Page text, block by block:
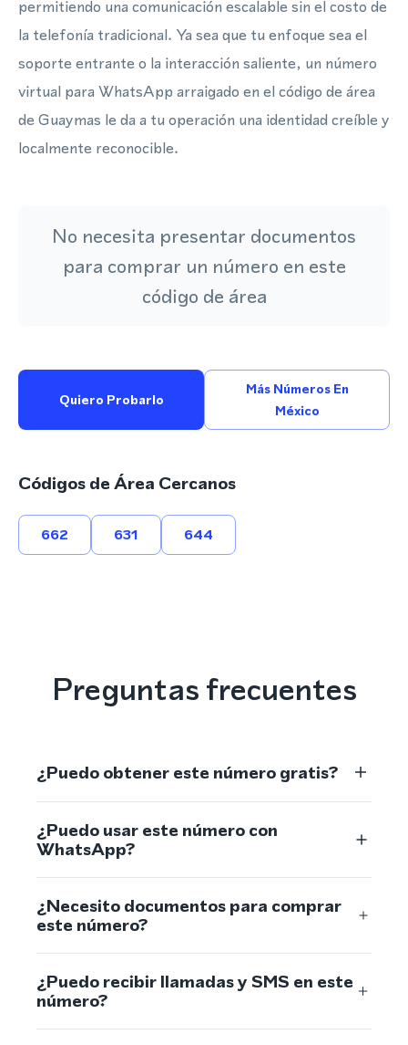
permitiendo una comunicación escalable sin el costo de
la telefonía tradicional. Ya sea que tu enfoque sea el
soporte entrante o la interacción saliente, un número
virtual para WhatsApp arraigado en el código de área
de Guaymas le da a tu operación una identidad creíble y
localmente reconocible.
No necesita presentar documentos
para comprar un número en este
código de área
Quiero Probarlo
Más Números En
México
Códigos de Área Cercanos
662 631 644
Preguntas frecuentes
¿Puedo obtener este número gratis?
¿Puedo usar este número con
WhatsApp?
¿Necesito documentos para comprar
este número?
¿Puedo recibir llamadas y SMS en este
número?